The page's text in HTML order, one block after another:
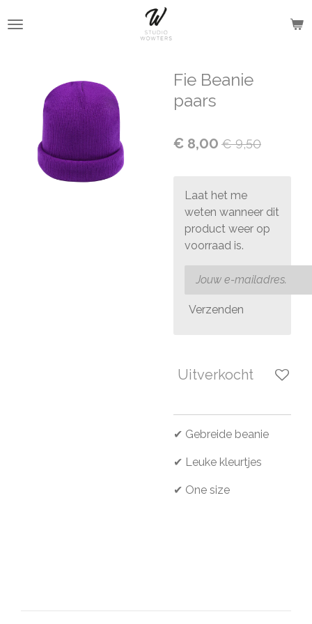
direct
hoofdinhoud
Fie Beanie
paars
€ 8,00 € 9,50
Laat het me
weten wanneer dit
product weer op
voorraad is.
Verzenden
Uitverkocht
✔ Gebreide beanie
✔ Leuke kleurtjes
✔ One size